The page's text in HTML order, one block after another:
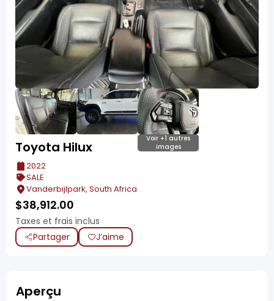
Voir +1 autres
images
Toyota Hilux
2022
SALE
Vanderbijlpark, South Africa
$38,912.00
Taxes et frais inclus
Partager
J’aime
Aperçu